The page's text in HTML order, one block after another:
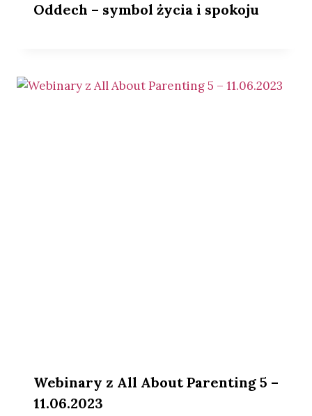
Oddech – symbol życia i spokoju
Webinary z All About Parenting 5 –
11.06.2023